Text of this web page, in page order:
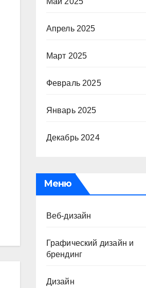
Апрель 2025
Март 2025
Февраль 2025
Январь 2025
Декабрь 2024
Меню
Веб-дизайн
Графический дизайн и
брендинг
Дизайн